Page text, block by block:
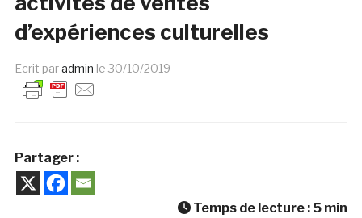
d’expériences culturelles
Ecrit paradmin le 30/10/2019
Partager :
Temps de lecture : 5 min